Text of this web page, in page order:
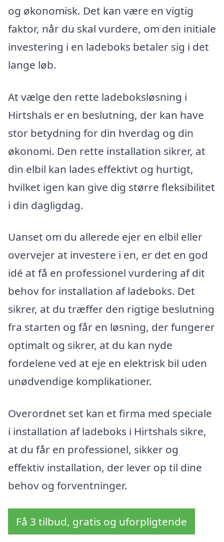
og økonomisk. Det kan være en vigtig
faktor, når du skal vurdere, om den initiale
investering i en ladeboks betaler sig i det
lange løb.
At vælge den rette ladeboksløsning i
Hirtshals er en beslutning, der kan have
stor betydning for din hverdag og din
økonomi. Den rette installation sikrer, at
din elbil kan lades effektivt og hurtigt,
hvilket igen kan give dig større fleksibilitet
i din dagligdag.
Uanset om du allerede ejer en elbil eller
overvejer at investere i en, er det en god
idé at få en professionel vurdering af dit
behov for installation af ladeboks. Det
sikrer, at du træffer den rigtige beslutning
fra starten og får en løsning, der fungerer
optimalt og sikrer, at du kan nyde
fordelene ved at eje en elektrisk bil uden
unødvendige komplikationer.
Overordnet set kan et firma med speciale
i installation af ladeboks i Hirtshals sikre,
at du får en professionel, sikker og
effektiv installation, der lever op til dine
behov og forventninger.
Få 3 tilbud, gratis og uforpligtende